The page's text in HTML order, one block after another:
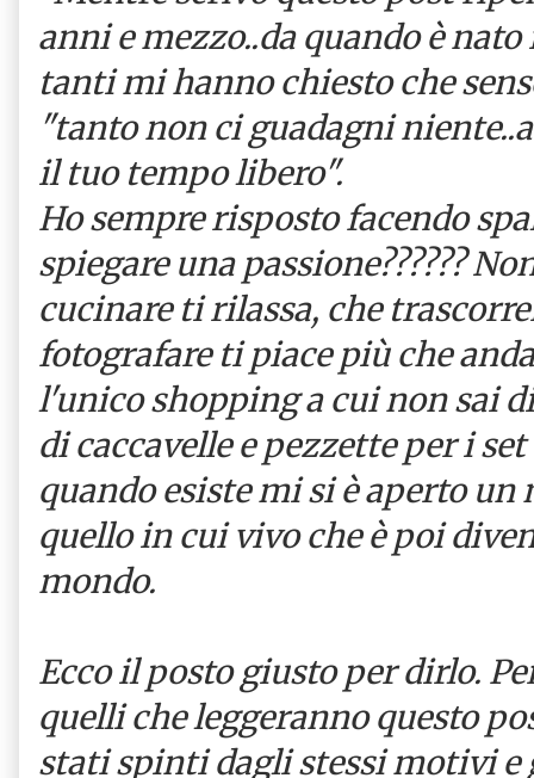
anni e mezzo..da quando è
tanti mi hanno chiesto che
"tanto non ci guadagni
il tuo tempo libero".
Ho sempre risposto facendo
spiegare una passione??????
cucinare ti rilassa, che
fotografare ti piace più che
l'unico shopping a cui non sai
di caccavelle e pezzette per i
quando esiste mi si è aperto
quello in cui vivo che è poi
mondo.
Ecco il posto giusto per dirlo.
quelli che leggeranno questo
stati spinti dagli stessi motivi e